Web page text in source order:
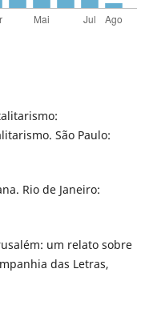
São Paulo:
Rio de Janeiro:
um relato sobre
das Letras,